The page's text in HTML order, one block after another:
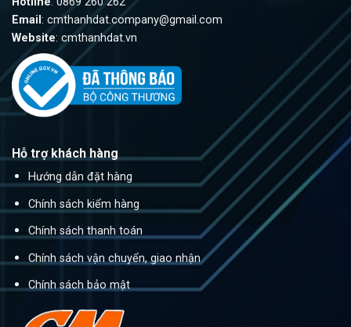
Email : cmthanhdat.company@gmail.com
Website: cmthanhdat.vn
Hỗ trợ khách hàng
Hướng dẫn đặt hàng
Chính sách kiểm hàng
Chính sách thanh toán
Chính sách vận chuyển, giao nhận
Chính sách bảo mật